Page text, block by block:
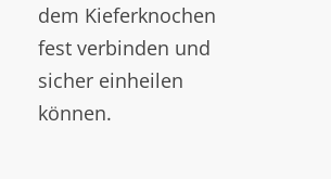
dem Kieferknochen
fest verbinden und
sicher einheilen
können.